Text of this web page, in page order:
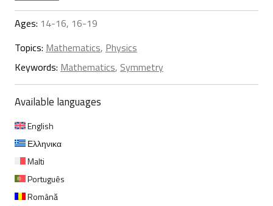
Ages: 14-16, 16-19
Topics: Mathematics, Physics
Keywords: Mathematics, Symmetry
Available languages
English
Ελληνικα
Malti
Português
Română